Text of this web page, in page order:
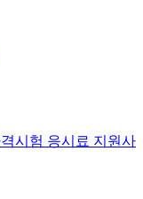
시험 응시료 지원사